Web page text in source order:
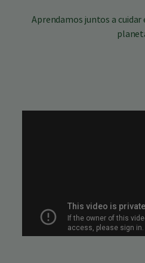
Aprendamos juntos a